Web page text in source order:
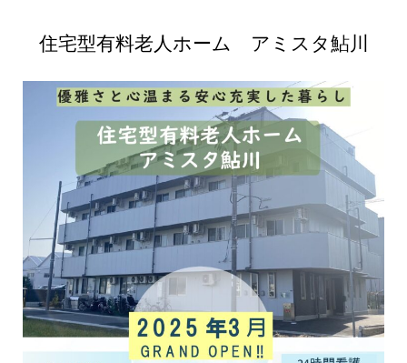
住宅型有料老人ホーム アミスタ鮎川